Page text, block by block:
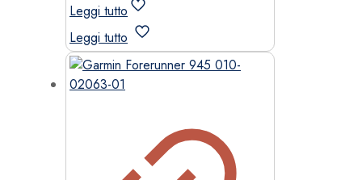
Leggi tutto
Leggi tutto